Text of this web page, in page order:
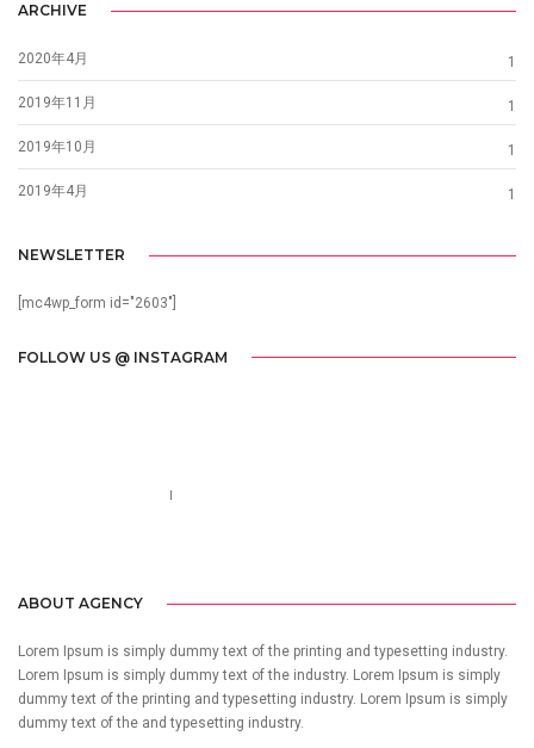
ARCHIVE
2020年4月 1
2019年11月 1
2019年10月 1
2019年4月 1
NEWSLETTER
[mc4wp_form id="2603"]
FOLLOW US @ INSTAGRAM
ABOUT AGENCY
Lorem Ipsum is simply dummy text of the printing and typesetting industry.
Lorem Ipsum is simply dummy text of the industry. Lorem Ipsum is simply
dummy text of the printing and typesetting industry. Lorem Ipsum is simply
dummy text of the and typesetting industry.